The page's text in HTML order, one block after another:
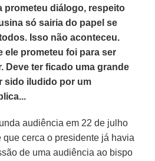
prometeu diálogo, respeito
só sairia do papel se
Isso não aconteceu.
ele prometeu foi para ser
Deve ter ficado uma grande
sido iludido por um
audiência em 22 de julho
cerca o presidente já havia
de uma audiência ao bispo